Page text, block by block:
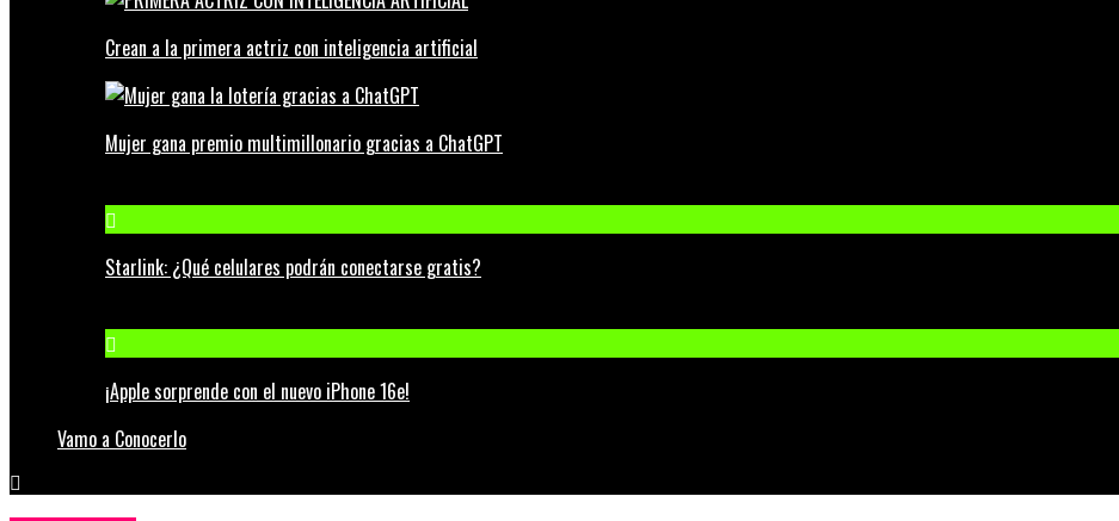
Crean a la primera actriz con inteligencia artificial
Mujer gana premio multimillonario gracias a ChatGPT
Starlink: ¿Qué celulares podrán conectarse gratis?
¡Apple sorprende con el nuevo iPhone 16e!
Vamo a Conocerlo